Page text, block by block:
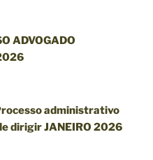
ADVOGADO
administrativo
dirigir JANEIRO 2026